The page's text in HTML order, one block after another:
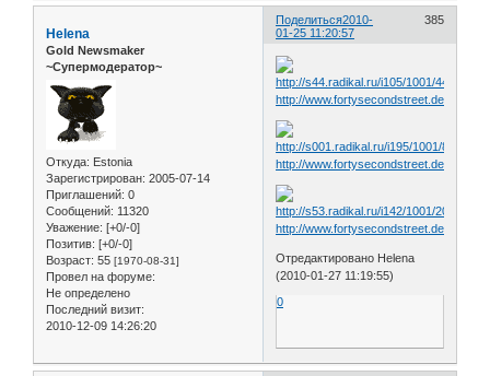
Поделиться 385
2010-
01-25 11:20:57
Helena
Gold Newsmaker
~Супермодератор~
Откуда: Estonia
Зарегистрирован: 2005-07-14
Приглашений: 0
Сообщений: 11320
Уважение: [+0/-0]
Позитив: [+0/-0]
Возраст: 55 [1970-08-31]
Провел на форуме:
Не определено
Последний визит:
2010-12-09 14:26:20
http://www.fortysecondstreet.de/
http://www.fortysecondstreet.de/
http://www.fortysecondstreet.de/
Отредактировано Helena
(2010-01-27 11:19:55)
0